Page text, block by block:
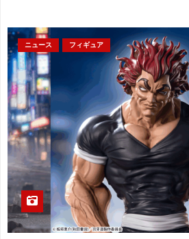
ニュース フィギュア